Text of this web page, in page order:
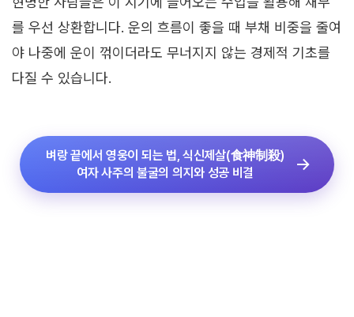
를 우선 상환합니다. 운의 흐름이 좋을 때 부채 비중을 줄여
야 나중에 운이 꺾이더라도 무너지지 않는 경제적 기초를
다질 수 있습니다.
벼랑 끝에서 영웅이 되는 법, 식신제살(食神制殺)
여자 사주의 불굴의 의지와 성공 비결